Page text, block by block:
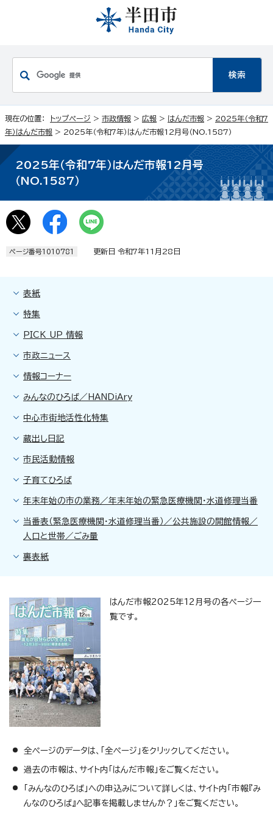
現在の位置： トップページ > 市政情報 > 広報 > はんだ市報 > 2025年（令和7
年）はんだ市報 > 2025年（令和7年）はんだ市報12月号（NO.1587）
2025年（令和7年）はんだ市報12月号
（NO.1587）
ページ番号1010781 更新日 令和7年11月28日
表紙
特集
PICK UP 情報
市政ニュース
情報コーナー
みんなのひろば／HANDiAry
中心市街地活性化特集
蔵出し日記
市民活動情報
子育てひろば
年末年始の市の業務／年末年始の緊急医療機関・水道修理当番
当番表（緊急医療機関・水道修理当番）／公共施設の開館情報／
人口と世帯／ごみ量
裏表紙
はんだ市報2025年12月号の各ページ一
覧です。
全ページのデータは、「全ページ」をクリックしてください。
過去の市報は、サイト内「はんだ市報」をご覧ください。
「みんなのひろば」への申込みについて詳しくは、サイト内「市報『み
んなのひろば』へ記事を掲載しませんか？」をご覧ください。